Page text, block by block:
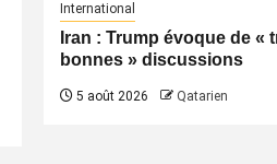
International
Iran : Trump évoque de «
bonnes » discussions
5 août 2026 Qatarien